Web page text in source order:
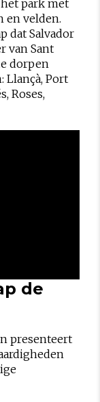
het park met
en velden.
dat Salvador
van Sant
dorpen
Llançà, Port
Roses,
de
presenteert